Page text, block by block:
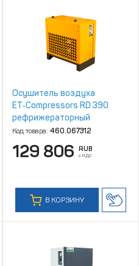
Осушитель воздуха
ET‑Compressors RD 390
рефрижераторный
Код товара: 460.067312
129 806 RUB
с НДС
В КОРЗИНУ